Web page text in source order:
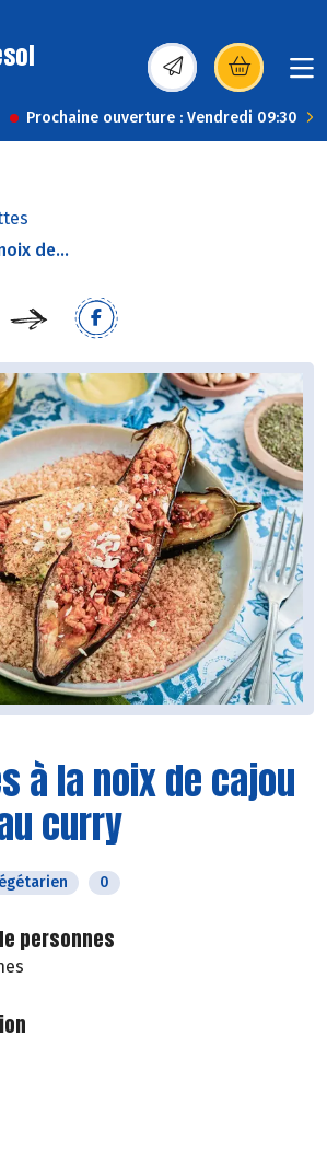
(s’ouvre dans une
Prochaine ouverture : Vendredi 09:30
de...
à la noix de cajou
curry
0
personnes